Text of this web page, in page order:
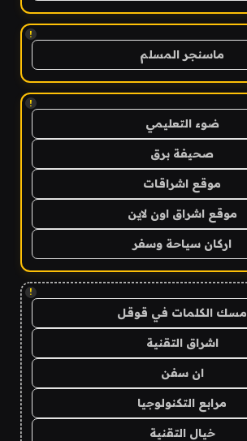
!
ماسنجر المسلم
!
ضوء التعليمي
صحيفة برق
موقع اشراقات
موقع اشراق اون لاين
اركان سياحة وسفر
!
مسك الكلمات في قوقل
اشراق التقنية
ان سفن
مرابع التكنولوجيا
خيال التقنية